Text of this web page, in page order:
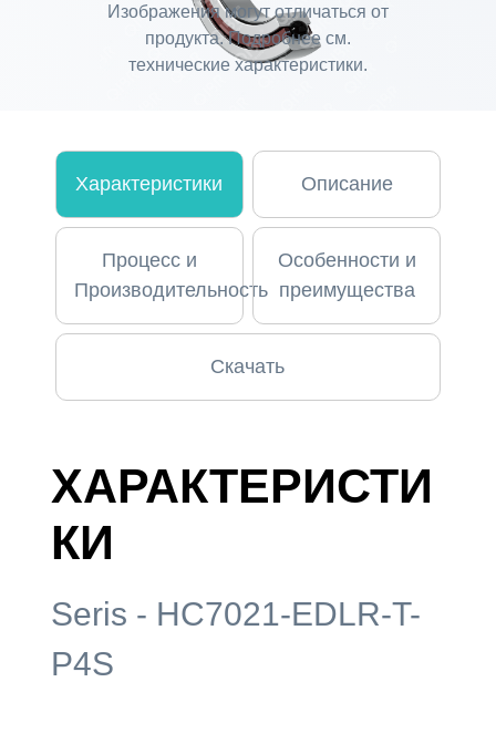
Изображения могут отличаться от
продукта. Подробнее см.
технические характеристики.
Характеристики Описание
Процесс и
Производительность
Особенности и
преимущества
Скачать
ХАРАКТЕРИСТИ
КИ
Seris - HC7021-EDLR-T-
P4S